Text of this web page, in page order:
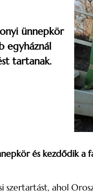
ünnepkör
egyháznál
tartanak.
és kezdődik
szertartást, ahol